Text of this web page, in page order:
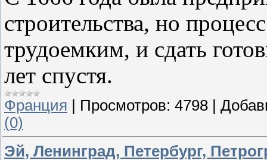
строительства, но
трудоемким, и сдать
лет спустя.
Франция Просмотров: 4798
(0)
Эй, Ленинград, Петербург,